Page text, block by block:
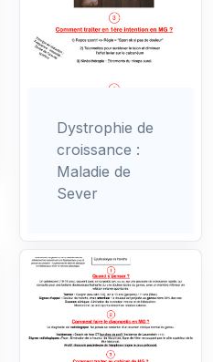
Dystrophie de
croissance :
Maladie de
Sever